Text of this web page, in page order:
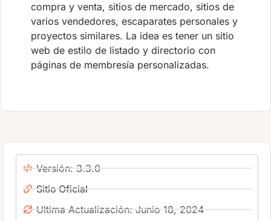
compra y venta, sitios de mercado, sitios de
varios vendedores, escaparates personales y
proyectos similares. La idea es tener un sitio
web de estilo de listado y directorio con
páginas de membresía personalizadas.
Versión: 3.3.0
Sitio Oficial
Ultima Actualización: Junio 18, 2024